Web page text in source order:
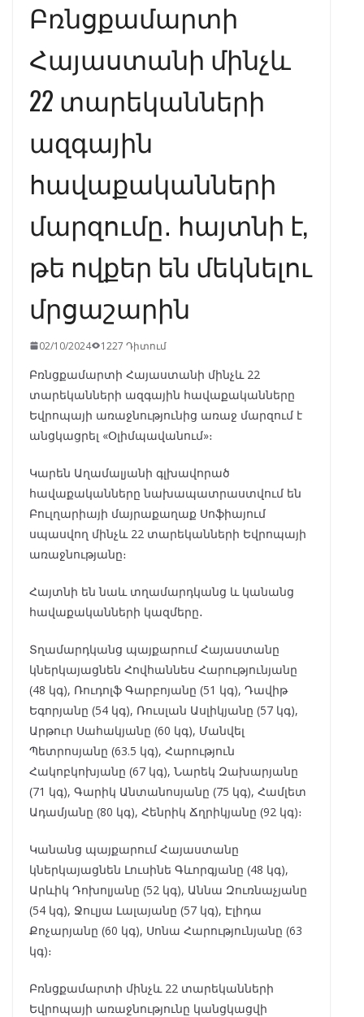
Բռնցքամարտի
Հայաստանի մինչև
22 տարեկանների
ազգային
հավաքականների
մարզումը․ հայտնի է,
թե ովքեր են մեկնելու
մրցաշարին
02/10/2024 1227 Դիտում
Բռնցքամարտի Հայաստանի մինչև 22
տարեկանների ազգային հավաքականները
Եվրոպայի առաջնությունից առաջ մարզում է
անցկացրել «Օլիմպավանում»։
Կարեն Աղամալյանի գլխավորած
հավաքականները նախապատրաստվում են
Բուլղարիայի մայրաքաղաք Սոֆիայում
սպասվող մինչև 22 տարեկանների Եվրոպայի
առաջնությանը։
Հայտնի են նաև տղամարդկանց և կանանց
հավաքականների կազմերը․
Տղամարդկանց պայքարում Հայաստանը
կներկայացնեն Հովհաննես Հարությունյանը
(48 կգ), Ռուդոլֆ Գարբոյանը (51 կգ), Դավիթ
Եգորյանը (54 կգ), Ռուսլան Ասլիկյանը (57 կգ),
Արթուր Սահակյանը (60 կգ), Մանվել
Պետրոսյանը (63.5 կգ), Հարություն
Հակոբկոխյանը (67 կգ), Նարեկ Զախարյանը
(71 կգ), Գարիկ Անտանոսյանը (75 կգ), Համլետ
Ադամյանը (80 կգ), Հենրիկ Ճղրիկյանը (92 կգ)։
Կանանց պայքարում Հայաստանը
կներկայացնեն Լուսինե Գևորգյանը (48 կգ),
Արևիկ Դոխոլյանը (52 կգ), Աննա Զուռնաչյանը
(54 կգ), Ջուլյա Լալայանը (57 կգ), Էլիդա
Քոչարյանը (60 կգ), Սոնա Հարությունյանը (63
կգ)։
Բռնցքամարտի մինչև 22 տարեկանների
Եվրոպայի առաջնությունը կանցկացվի